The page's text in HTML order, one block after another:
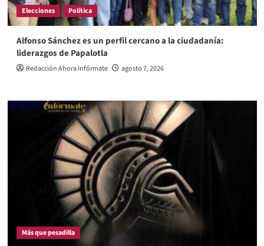
Elecciones Política
Alfonso Sánchez es un perfil cercano a la ciudadanía:
liderazgos de Papalotla
Redacción Ahora Infórmate agosto 7, 2026
Más que pesadilla